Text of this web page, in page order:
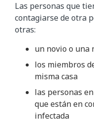
Las personas que
contagiarse de otra
otras:
un novio o una
los miembros
misma casa
las personas
que están en
infectada